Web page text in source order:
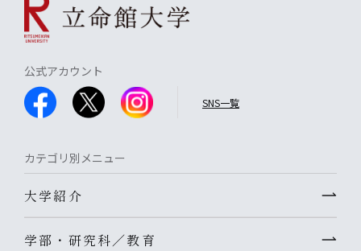
公式アカウント
SNS一覧
カテゴリ別メニュー
大学紹介
学部・研究科／教育